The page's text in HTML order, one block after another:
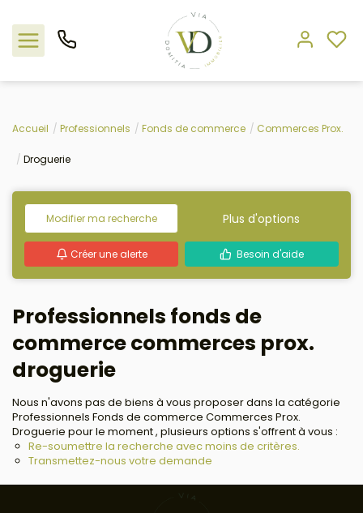
Nos offres
L'agence
Rejoindre le groupement
Estimation
Accueil Professionnels Fonds de commerce Commerces Prox.
Droguerie
Modifier ma recherche Plus d'options
Créer une alerte Besoin d'aide
Professionnels fonds de
commerce commerces prox.
droguerie
Nous n'avons pas de biens à vous proposer dans la catégorie
Professionnels Fonds de commerce Commerces Prox.
Droguerie pour le moment , plusieurs options s'offrent à vous :
Re-soumettre la recherche avec moins de critères.
Transmettez-nous votre demande